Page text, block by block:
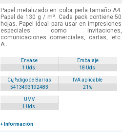
Papel metalizado en color perla tamaño A4.
Papel de 130 g / m². Cada pack contiene 50
hojas. Papel ideal para usar en impresiones
especiales como invitaciones,
comunicaciones comerciales, cartas, etc.
A...
Envase
Embalaje
1 Uds.
18 Uds.
Cï¿½digo de Barras
IVA aplicable
5413493192483
21%
UMV
1 Uds.
+ Información